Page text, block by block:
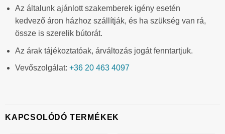
Az általunk ajánlott szakemberek igény esetén
kedvező áron házhoz szállítják, és ha szükség van rá,
össze is szerelik bútorát.
Az árak tájékoztatóak, árváltozás jogát fenntartjuk.
Vevőszolgálat: +36 20 463 4097
KAPCSOLÓDÓ TERMÉKEK